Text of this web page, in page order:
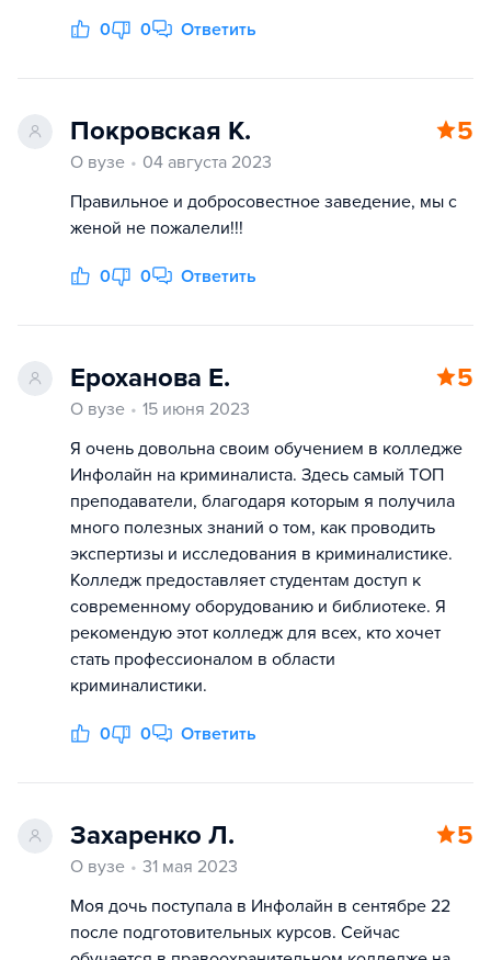
0 0 Ответить
Покровская К. 5
О вузе
04 августа 2023
Правильное и добросовестное заведение, мы с
женой не пожалели!!!
0 0 Ответить
Ероханова Е. 5
О вузе
15 июня 2023
Я очень довольна своим обучением в колледже
Инфолайн на криминалиста. Здесь самый ТОП
преподаватели, благодаря которым я получила
много полезных знаний о том, как проводить
экспертизы и исследования в криминалистике.
Колледж предоставляет студентам доступ к
современному оборудованию и библиотеке. Я
рекомендую этот колледж для всех, кто хочет
стать профессионалом в области
криминалистики.
0 0 Ответить
Захаренко Л. 5
О вузе
31 мая 2023
Моя дочь поступала в Инфолайн в сентябре 22
после подготовительных курсов. Сейчас